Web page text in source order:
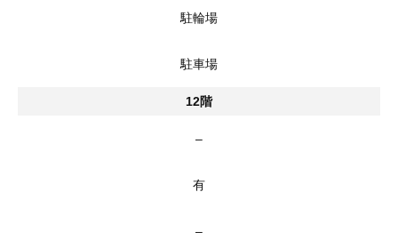
駐輪場
駐車場
12階
–
有
–